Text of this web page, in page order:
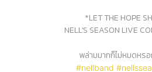
*LET THE HOPE
NELL'S SEASON LIVE
พล่ามมากก็ไม่หมดหร
#nellband